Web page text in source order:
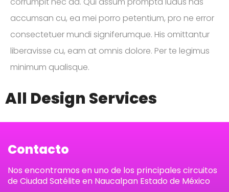
All Design Services
accumsan cu, ea mei porro petentium, pro ne error
consectetuer mundi signiferumque. His omittantur
liberavisse cu, eam at omnis dolore. Per te legimus
minimum qualisque.
Contacto
Nos encontramos en uno de los principales circuitos
de Ciudad Satélite en Naucalpan Estado de México